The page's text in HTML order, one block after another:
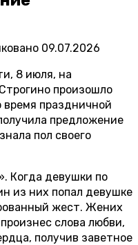
09.07.2026
8 июля, на
произошло
время праздничной
предложение
пол своего
Когда девушки по
из них попал девушке
жест. Жених
слова любви,
получив заветное